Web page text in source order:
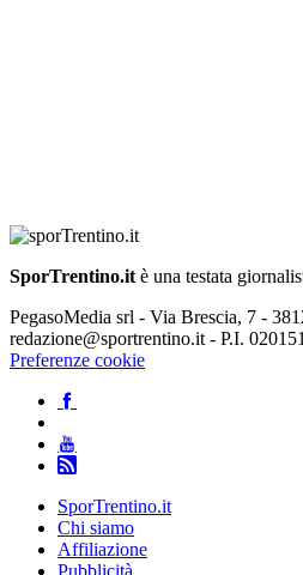
SporTrentino.it è una testata
PegasoMedia srl - Via Brescia, 7 -
redazione@sportrentino.it - P.I.
Preferenze cookie
SporTrentino.it
Chi siamo
Affiliazione
Pubblicità